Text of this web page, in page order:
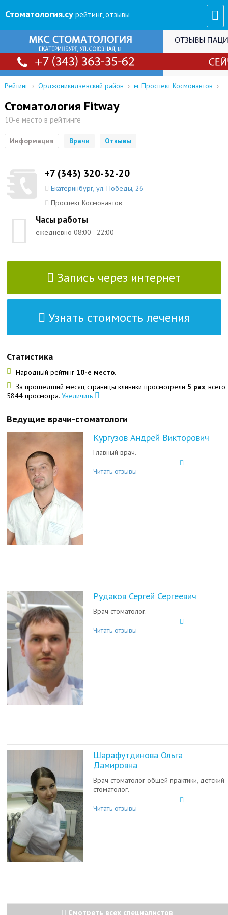
Стоматология.су рейтинг, отзывы
Рейтинг › Орджоникидзевский район › м. Проспект Космонавтов ›
Стоматология Fitway
10-е место в рейтинге
Информация Врачи Отзывы
+7 (343) 320-32-20
Екатеринбург,ул. Победы, 26
Проспект Космонавтов
Часы работы
ежедневно 08:00 - 22:00
Запись через интернет
Узнать стоимость лечения
Статистика
Народный рейтинг10-е место.
За прошедший месяц страницы клиники просмотрели 5 раз, всего
5844 просмотра.Увеличить
Ведущие врачи-стоматологи
Кургузов Андрей Викторович
Главный врач.
Читать отзывы
Рудаков Сергей Сергеевич
Врач стоматолог.
Читать отзывы
Шарафутдинова Ольга
Дамировна
Врач стоматолог общей практики, детский
стоматолог.
Читать отзывы
Смотреть всех специалистов